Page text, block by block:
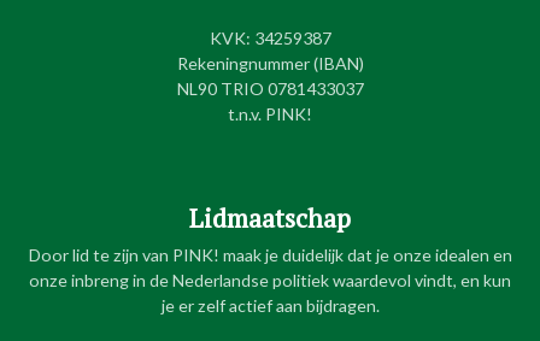
KVK: 34259387
Rekeningnummer (IBAN)
NL90 TRIO 0781433037
t.n.v. PINK!
Lidmaatschap
Door lid te zijn van PINK! maak je duidelijk dat je onze idealen en
onze inbreng in de Nederlandse politiek waardevol vindt, en kun
je er zelf actief aan bijdragen.